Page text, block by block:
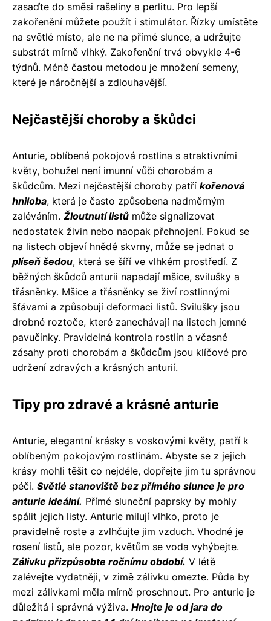
zasaďte do směsi rašeliny a perlitu. Pro lepší
zakořenění můžete použít i stimulátor. Řízky umístěte
na světlé místo, ale ne na přímé slunce, a udržujte
substrát mírně vlhký. Zakořenění trvá obvykle 4-6
týdnů. Méně častou metodou je množení semeny,
které je náročnější a zdlouhavější.
Nejčastější choroby a škůdci
Anturie, oblíbená pokojová rostlina s atraktivními
květy, bohužel není imunní vůči chorobám a
škůdcům. Mezi nejčastější choroby patří kořenová
hniloba, která je často způsobena nadměrným
zaléváním. Žloutnutí listů může signalizovat
nedostatek živin nebo naopak přehnojení. Pokud se
na listech objeví hnědé skvrny, může se jednat o
plíseň šedou, která se šíří ve vlhkém prostředí. Z
běžných škůdců anturii napadají mšice, svilušky a
třásněnky. Mšice a třásněnky se živí rostlinnými
šťávami a způsobují deformaci listů. Svilušky jsou
drobné roztoče, které zanechávají na listech jemné
pavučinky. Pravidelná kontrola rostlin a včasné
zásahy proti chorobám a škůdcům jsou klíčové pro
udržení zdravých a krásných anturií.
Tipy pro zdravé a krásné anturie
Anturie, elegantní krásky s voskovými květy, patří k
oblíbeným pokojovým rostlinám. Abyste se z jejich
krásy mohli těšit co nejdéle, dopřejte jim tu správnou
péči. Světlé stanoviště bez přímého slunce je pro
anturie ideální. Přímé sluneční paprsky by mohly
spálit jejich listy. Anturie milují vlhko, proto je
pravidelně roste a zvlhčujte jim vzduch. Vhodné je
rosení listů, ale pozor, květům se voda vyhýbejte.
Zálivku přizpůsobte ročnímu období. V létě
zalévejte vydatněji, v zimě zálivku omezte. Půda by
mezi zálivkami měla mírně proschnout. Pro anturie je
důležitá i správná výživa. Hnojte je od jara do